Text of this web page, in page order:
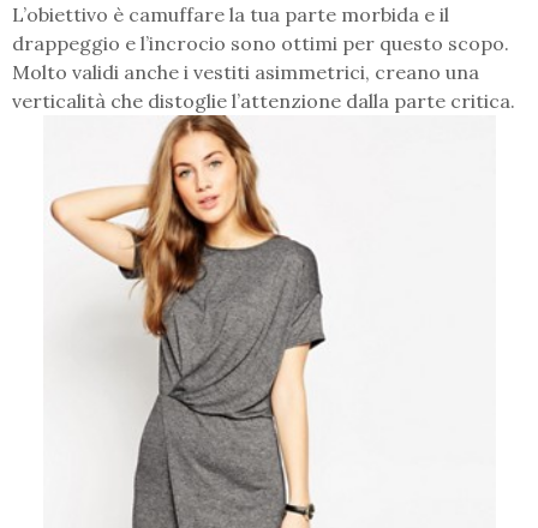
L’obiettivo è camuffare la tua parte morbida e il
drappeggio e l’incrocio sono ottimi per questo scopo.
Molto validi anche i vestiti asimmetrici, creano una
verticalità che distoglie l’attenzione dalla parte critica.